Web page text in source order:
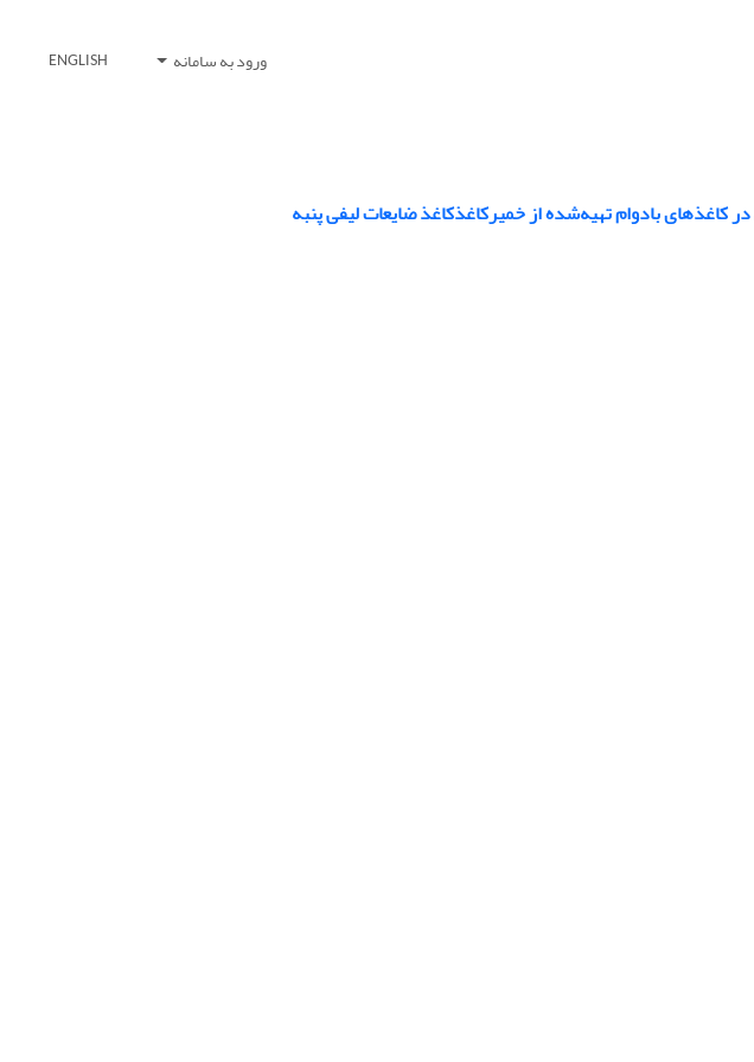
ورود به سامانه ENGLISH
در کاغذهای بادوام تهیه‌شده از خمیرکاغذکاغذ ضایعات لیفی پنبه